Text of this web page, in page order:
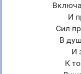
И
Сил
В
И
К